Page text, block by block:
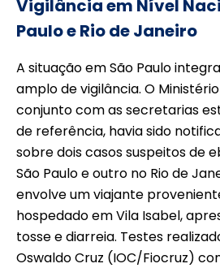
Vigilância em Nível
Paulo e Rio de Janeiro
A situação em São Paulo
amplo de vigilância. O
conjunto com as secretarias
de referência, havia sido
sobre dois casos suspeitos de
São Paulo e outro no Rio de
envolve um viajante
hospedado em Vila Isabel,
tosse e diarreia. Testes
Oswaldo Cruz (IOC/Fiocruz)